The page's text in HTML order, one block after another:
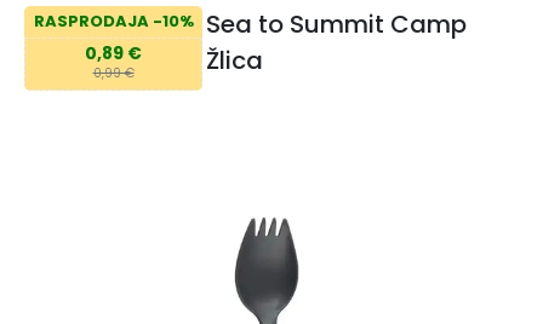
RASPRODAJA -10%
0,89 €
0,99 €
Sea to Summit Camp
Žlica